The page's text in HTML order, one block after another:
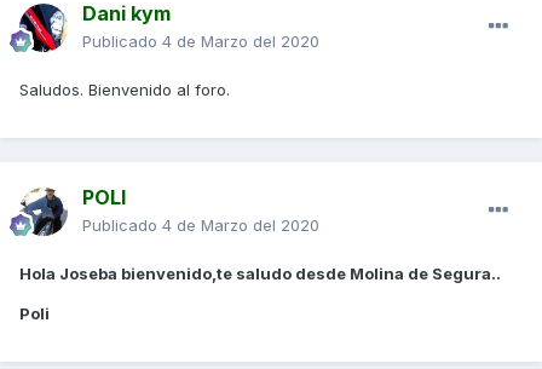
Dani kym
Publicado 4 de Marzo del 2020
Saludos. Bienvenido al foro.
POLI
Publicado 4 de Marzo del 2020
Hola Joseba bienvenido,te saludo desde Molina de Segura..
Poli